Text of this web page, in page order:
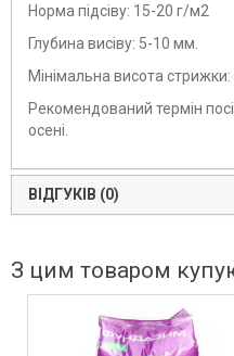
Норма підсіву: 15-20 г/м2
Глубина висіву: 5-10 мм.
Мінімальна висота
Рекомендований термін
осені.
ВІДГУКІВ (0)
З цим товаром